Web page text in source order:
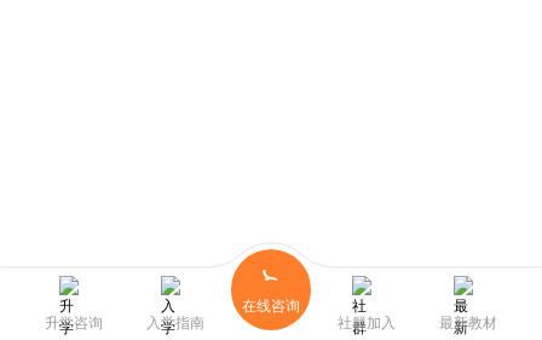
升学咨询 入学指南
在线咨询
社群加入
最新教材